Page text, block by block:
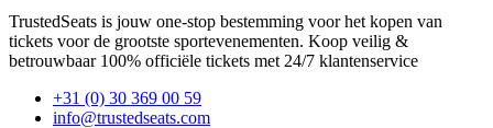
TrustedSeats is jouw one-stop bestemming voor het kopen van
tickets voor de grootste sportevenementen. Koop veilig &
betrouwbaar 100% officiële tickets met 24/7 klantenservice
+31 (0) 30 369 00 59
info@trustedseats.com